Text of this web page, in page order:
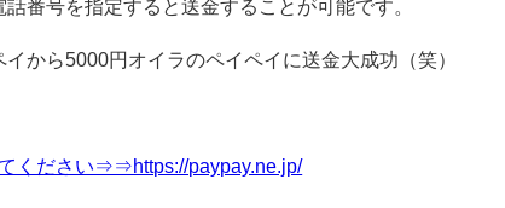
番号を指定すると送金することが可能です。
から5000円オイラのペイペイに送金大成功（笑）
ください⇒⇒https://paypay.ne.jp/